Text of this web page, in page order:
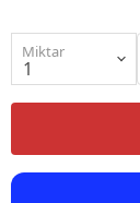
Miktar